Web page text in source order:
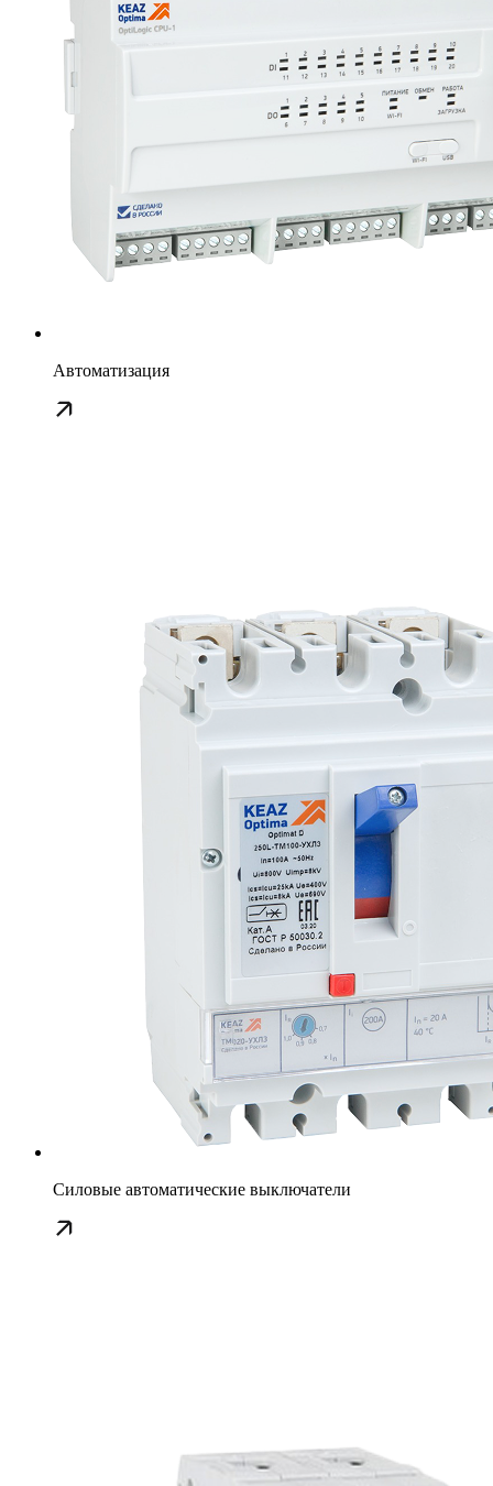
Автоматизация
Силовые автоматические выключатели